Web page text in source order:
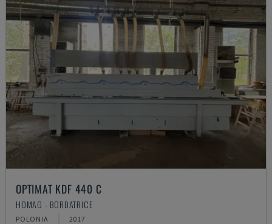
OPTIMAT KDF 440 C
HOMAG - BORDATRICE
POLONIA 2017